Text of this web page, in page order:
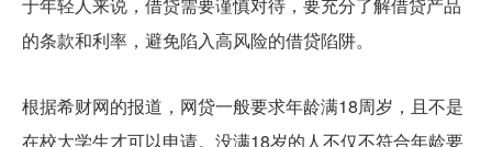
的条款和利率，避免陷入高风险的借贷陷阱。
根据希财网的报道，网贷一般要求年龄满18周岁，且不是
在校大学生才可以申请。没满18岁的人不仅不符合年龄要